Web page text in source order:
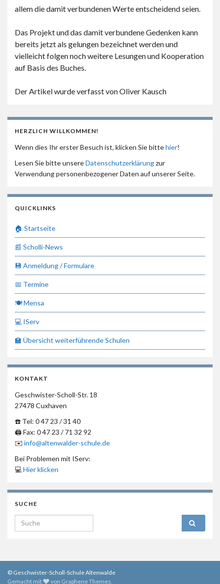
allem die damit verbundenen Werte entscheidend seien.
Das Projekt und das damit verbundene Gedenken kann
bereits jetzt als gelungen bezeichnet werden und
vielleicht folgen noch weitere Lesungen und Kooperation
auf Basis des Buches.
Der Artikel wurde verfasst von Oliver Kausch
HERZLICH WILLKOMMEN!
Wenn dies Ihr erster Besuch ist, klicken Sie bittehier!
Lesen Sie bitte unsereDatenschutzerklärungzur
Verwendung personenbezogener Daten auf unserer Seite.
QUICKLINKS
🏠 Startseite
📰 Scholli-News
💾 Anmeldung / Formulare
📅 Termine
🍽 Mensa
💻 IServ
🏫 Übersicht weiterführende Schulen
KONTAKT
Geschwister-Scholl-Str. 18
27478 Cuxhaven
☎️ Tel: 0 47 23 / 31 40
🖨 Fax: 0 47 23 / 71 32 92
✉️ info@altenwalder-schule.de
Bei Problemen mit IServ:
💻 Hier klicken
SUCHE
Search for:
© Geschwister-Scholl-Schule Altenwalde
Gemacht mit
von Graphene Themes